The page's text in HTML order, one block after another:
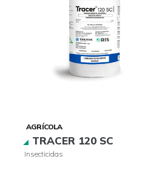
AGRÍCOLA
TRACER 120 SC
Insecticidas